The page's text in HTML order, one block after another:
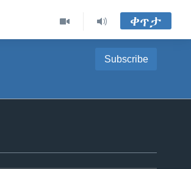
ቀጥታ
Subscribe